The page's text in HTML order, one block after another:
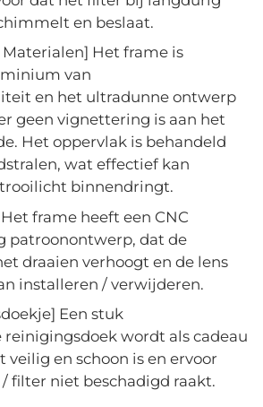
en beslaat.
Het frame is
van
en het ultradunne ontwerp
geen vignettering is aan het
Het oppervlak is behandeld
wat effectief kan
binnendringt.
frame heeft een CNC
patroonontwerp, dat de
draaien verhoogt en de lens
installeren / verwijderen.
Een stuk
wordt als cadeau
veilig en schoon is en ervoor
filter niet beschadigd raakt.